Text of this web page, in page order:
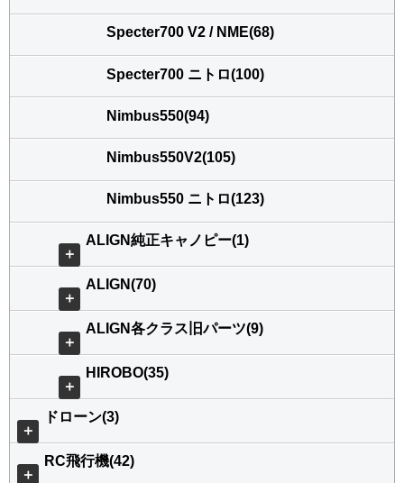
Specter700 V2 / NME(68)
Specter700 ニトロ(100)
Nimbus550(94)
Nimbus550V2(105)
Nimbus550 ニトロ(123)
＋
ALIGN純正キャノピー(1)
＋
ALIGN(70)
＋
ALIGN各クラス旧パーツ(9)
＋
HIROBO(35)
＋
ドローン(3)
＋
RC飛行機(42)